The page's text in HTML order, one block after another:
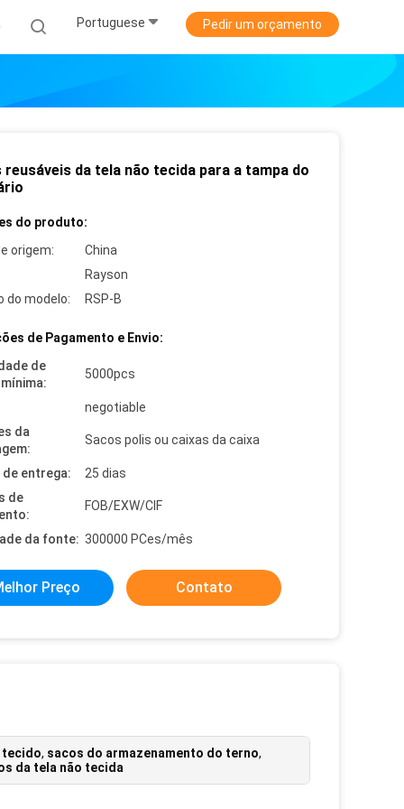
Portuguese Pedir um orçamento
reusáveis da tela não tecida para a tampa do
do produto:
origem:
China
Rayson
do modelo:
RSP-B
de Pagamento e Envio:
de
5000pcs
negotiable
da
Sacos polis ou caixas da caixa
de entrega:
25 dias
de
FOB/EXW/CIF
da fonte: 300000 PCes/mês
Preço Contato
tecido, sacos do armazenamento do terno,
da tela não tecida